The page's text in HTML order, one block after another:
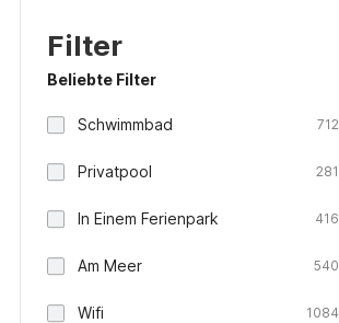
Filter
Beliebte Filter
Schwimmbad 712
Privatpool 281
In Einem Ferienpark 416
Am Meer 540
Wifi 1084